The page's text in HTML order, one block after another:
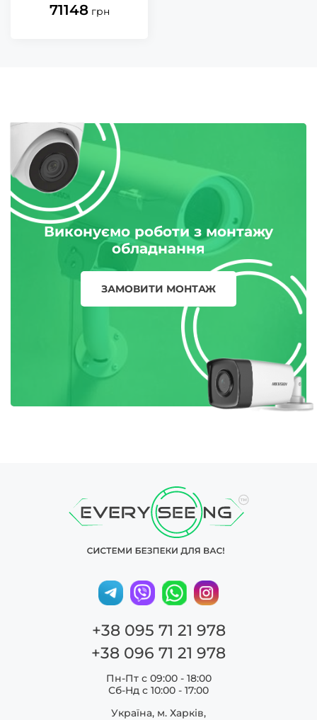
25.6V/200Ah 5120Wh
71148 грн
Виконуємо роботи з монтажу
обладнання
ЗАМОВИТИ МОНТАЖ
+38 095 71 21 978
+38 096 71 21 978
Пн-Пт с 09:00 - 18:00
Сб-Нд c 10:00 - 17:00
Україна, м. Харків,